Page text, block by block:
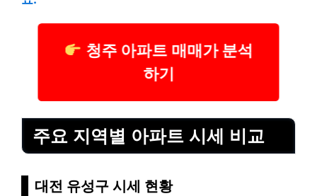
청주 아파트 매매가 분석
하기
주요 지역별 아파트 시세 비교
대전 유성구 시세 현황